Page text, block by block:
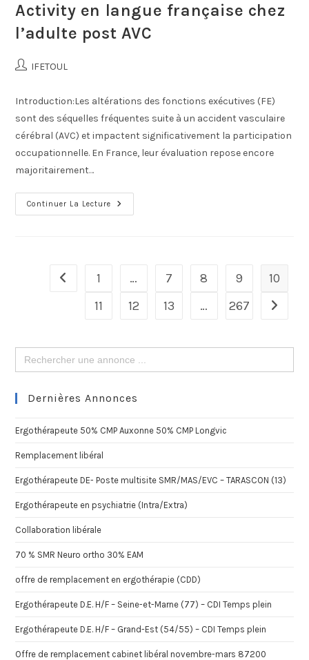
Activity en langue française chez
l’adulte post AVC
IFETOUL
Introduction:Les altérations des fonctions exécutives (FE)
sont des séquelles fréquentes suite à un accident vasculaire
cérébral (AVC) et impactent significativement la participation
occupationnelle. En France, leur évaluation repose encore
majoritairement…
Continuer La Lecture
1 … 7 8 9
10
11
12 13 … 267
Search
for:
Dernières Annonces
Ergothérapeute 50% CMP Auxonne 50% CMP Longvic
Remplacement libéral
Ergothérapeute DE- Poste multisite SMR/MAS/EVC – TARASCON (13)
Ergothérapeute en psychiatrie (Intra/Extra)
Collaboration libérale
70 % SMR Neuro ortho 30% EAM
offre de remplacement en ergothérapie (CDD)
Ergothérapeute D.E. H/F – Seine-et-Marne (77) – CDI Temps plein
Ergothérapeute D.E. H/F – Grand-Est (54/55) – CDI Temps plein
Offre de remplacement cabinet libéral novembre-mars 87200